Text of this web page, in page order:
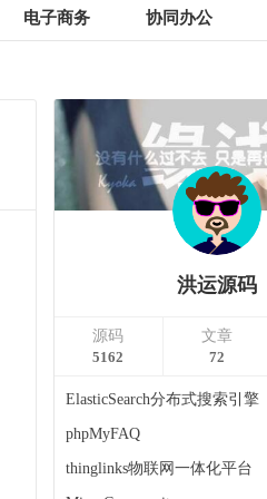
电子商务 协同办公
洪运源码
源码
5162
文章
72
ElasticSearch分布式搜索引擎
phpMyFAQ
thinglinks物联网一体化平台